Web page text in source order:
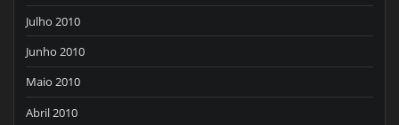
Julho 2010
Junho 2010
Maio 2010
Abril 2010